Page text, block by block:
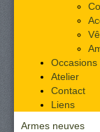
Occasions
Atelier
Contact
Liens
Armes neuves